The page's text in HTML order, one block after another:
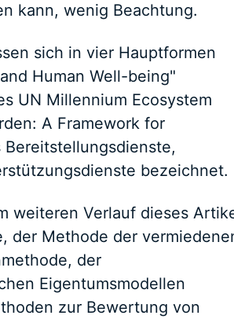
kann, wenig Beachtung.
sich in vier Hauptformen
Human Well-being"
UN Millennium Ecosystem
A Framework for
bezeichnet.
weiteren Verlauf dieses
der Methode der
der
Eigentumsmodellen
zur Bewertung von